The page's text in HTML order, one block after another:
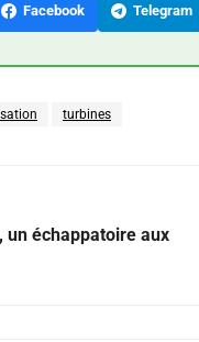
Facebook Telegram
turbines
un échappatoire aux